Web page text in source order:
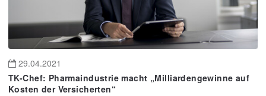
29.04.2021
TK-Chef: Pharmaindustrie macht „Milliardengewinne auf
Kosten der Versicherten“